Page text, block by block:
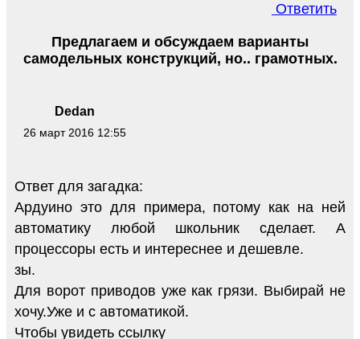
Ответить
Dedan
26 март 2016 12:55
Предлагаем и обсуждаем варианты
самодельных конструкций, но.. грамотных.
Ответ для загадка:
Ардуино это для примера, потому как на ней
автоматику любой школьник сделает. А
процессоры есть и интереснее и дешевле.
зы.
Для ворот приводов уже как грязи. Выбирай не
хочу.Уже и с автоматикой.
Чтобы увидеть ссылку